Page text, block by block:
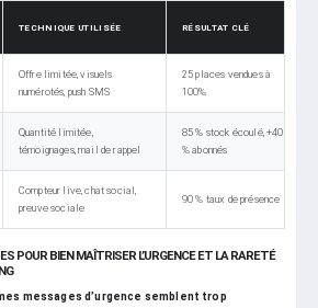
TECHNIQUE UTILISÉE RÉSULTAT CLÉ
Offre limitée, visuels
numérotés, push SMS
25 places vendues à
100%
Quantité limitée,
témoignages, mail de rappel
85 % stock écoulé, +40
% abonnés
Compteur live, chat social,
preuve sociale
90 % taux de présence
POUR BIEN MAÎTRISER L’URGENCE ET LA RARETÉ
messages d’urgence semblent trop